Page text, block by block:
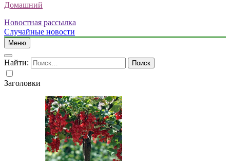
Домашний
Новостная рассылка
Случайные новости
Меню
Найти:
Заголовки